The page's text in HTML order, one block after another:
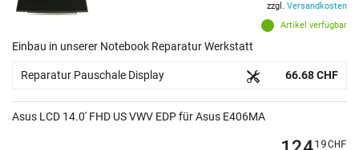
Artikel verfügbar
zzgl. Versandkosten
Einbau in unserer Notebook Reparatur Werkstatt
Reparatur Pauschale Display 66.68 CHF
Asus LCD 14.0' FHD US VWV EDP für Asus E406MA
19CHF